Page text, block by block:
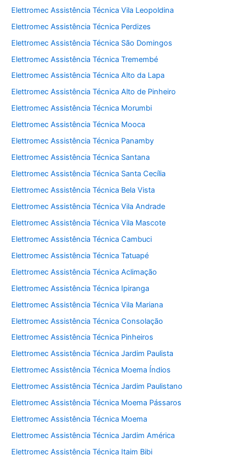
Elettromec Assistência Técnica Vila Leopoldina
Elettromec Assistência Técnica Perdizes
Elettromec Assistência Técnica São Domingos
Elettromec Assistência Técnica Tremembé
Elettromec Assistência Técnica Alto da Lapa
Elettromec Assistência Técnica Alto de Pinheiro
Elettromec Assistência Técnica Morumbi
Elettromec Assistência Técnica Mooca
Elettromec Assistência Técnica Panamby
Elettromec Assistência Técnica Santana
Elettromec Assistência Técnica Santa Cecília
Elettromec Assistência Técnica Bela Vista
Elettromec Assistência Técnica Vila Andrade
Elettromec Assistência Técnica Vila Mascote
Elettromec Assistência Técnica Cambuci
Elettromec Assistência Técnica Tatuapé
Elettromec Assistência Técnica Aclimação
Elettromec Assistência Técnica Ipiranga
Elettromec Assistência Técnica Vila Mariana
Elettromec Assistência Técnica Consolação
Elettromec Assistência Técnica Pinheiros
Elettromec Assistência Técnica Jardim Paulista
Elettromec Assistência Técnica Moema Índios
Elettromec Assistência Técnica Jardim Paulistano
Elettromec Assistência Técnica Moema Pássaros
Elettromec Assistência Técnica Moema
Elettromec Assistência Técnica Jardim América
Elettromec Assistência Técnica Itaim Bibi